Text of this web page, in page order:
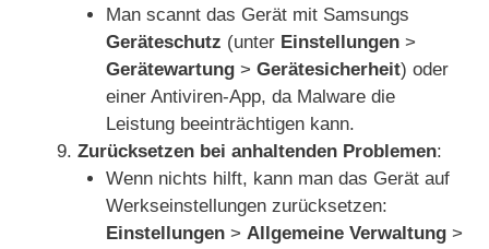
Man scannt das Gerät mit Samsungs
Geräteschutz (unter Einstellungen>
Gerätewartung> Gerätesicherheit) oder
einer Antiviren-App, da Malware die
Leistung beeinträchtigen kann.
Zurücksetzen bei anhaltenden Problemen:
Wenn nichts hilft, kann man das Gerät auf
Werkseinstellungen zurücksetzen:
Einstellungen> Allgemeine Verwaltung>